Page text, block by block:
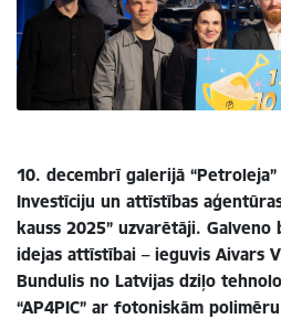
10. decembrī galerijā
Investīciju un attīstības
kauss 2025” uzvarētāji. Galveno
idejas attīstībai – ieguvis Aivars
Bundulis no Latvijas dziļo
“AP4PIC” ar fotoniskām